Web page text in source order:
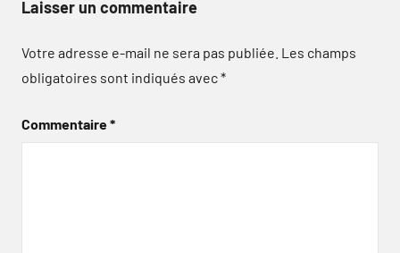
Laisser un commentaire
Votre adresse e-mail ne sera pas publiée. Les champs
obligatoires sont indiqués avec*
Commentaire*